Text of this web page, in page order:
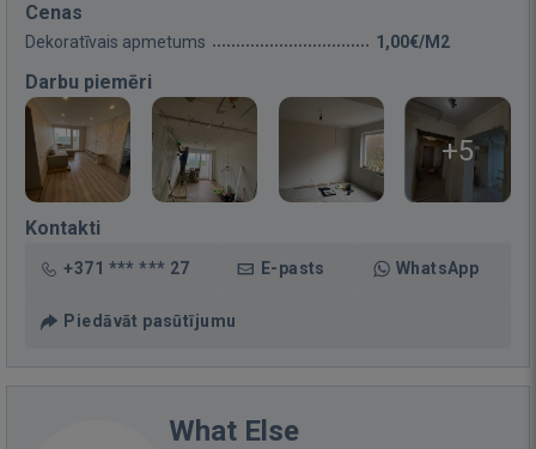
Cenas
Dekoratīvais apmetums 1,00€/M2
Darbu piemēri
+5
Kontakti
+371 *** *** 27 E-pasts WhatsApp
Piedāvāt pasūtījumu
What Else